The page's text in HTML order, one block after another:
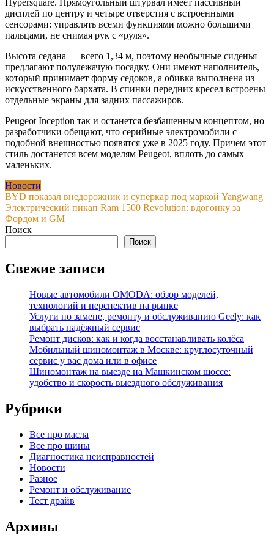
Hypersquare. Прямоугольный штурвал имеет пассивный
дисплей по центру и четыре отверстия с встроенными
сенсорами: управлять всеми функциями можно большими
пальцами, не снимая рук с «руля».
Высота седана — всего 1,34 м, поэтому необычные сиденья
предлагают полулежачую посадку. Они имеют наполнитель,
который принимает форму седоков, а обивка выполнена из
искусственного бархата. В спинки передних кресел встроены
отдельные экраны для задних пассажиров.
Peugeot Inception так и останется безбашенным концептом, но
разработчики обещают, что серийные электромобили с
подобной внешностью появятся уже в 2025 году. Причем этот
стиль достанется всем моделям Peugeot, вплоть до самых
маленьких.
Новости
Навигация
по
записям
BYD показал внедорожник и суперкар под маркой Yangwang
Электрический пикап Ram 1500 Revolution: вдогонку за
Фордом и GM
Поиск
Поиск
Свежие записи
Новые автомобили OMODA: обзор моделей,
технологий и перспектив на рынке
Услуги по замене, ремонту и обслуживанию Geely: как
выбрать надёжный сервис
Ремонт дисков: как и когда восстанавливать колёса
Мобильный шиномонтаж в Москве: круглосуточный
сервис у вас дома или в офисе
Шиномонтаж на выезде на Машкинском шоссе:
удобство и скорость выездного обслуживания
Рубрики
Все про масла
Все про шины
Диагностика неисправностей
Новости
Разное
Ремонт и обслуживание
Тест драйв
Архивы